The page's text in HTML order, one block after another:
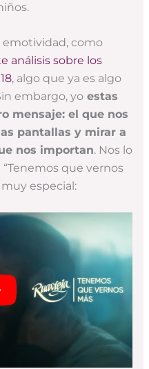
como
análisis sobre los
, algo que ya es algo
embargo, yoestas
mensaje: el que nos
pantallas y mirar a
nos importan. Nos lo
que vernos
especial: